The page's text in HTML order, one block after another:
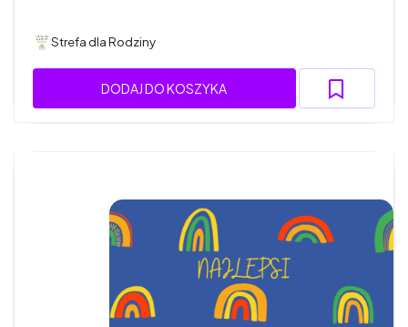
Strefa dla Rodziny
DODAJ DO KOSZYKA